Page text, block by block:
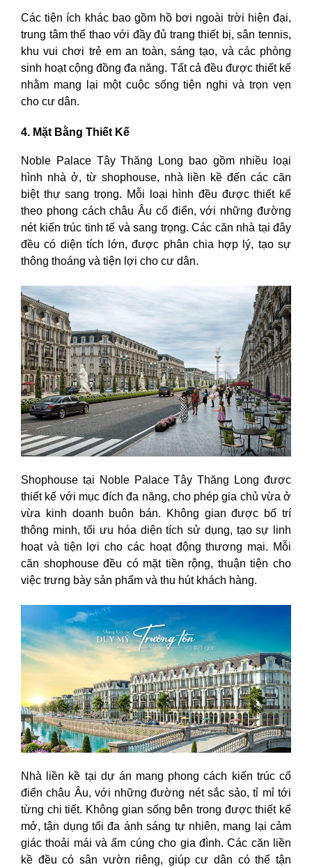
Các tiện ích khác bao gồm hồ bơi ngoài trời hiện đại,
trung tâm thể thao với đầy đủ trang thiết bị, sân tennis,
khu vui chơi trẻ em an toàn, sáng tạo, và các phòng
sinh hoạt cộng đồng đa năng. Tất cả đều được thiết kế
nhằm mang lại một cuộc sống tiện nghi và trọn vẹn
cho cư dân.
4. Mặt Bằng Thiết Kế
Noble Palace Tây Thăng Long bao gồm nhiều loại
hình nhà ở, từ shophouse, nhà liền kề đến các căn
biệt thự sang trọng. Mỗi loại hình đều được thiết kế
theo phong cách châu Âu cổ điển, với những đường
nét kiến trúc tinh tế và sang trọng. Các căn nhà tại đây
đều có diện tích lớn, được phân chia hợp lý, tạo sự
thông thoáng và tiện lợi cho cư dân.
Shophouse tại Noble Palace Tây Thăng Long được
thiết kế với mục đích đa năng, cho phép gia chủ vừa ở
vừa kinh doanh buôn bán. Không gian được bố trí
thông minh, tối ưu hóa diện tích sử dụng, tạo sự linh
hoạt và tiện lợi cho các hoạt động thương mại. Mỗi
căn shophouse đều có mặt tiền rộng, thuận tiện cho
việc trưng bày sản phẩm và thu hút khách hàng.
Nhà liền kề tại dự án mang phong cách kiến trúc cổ
điển châu Âu, với những đường nét sắc sảo, tỉ mỉ tới
từng chi tiết. Không gian sống bên trong được thiết kế
mở, tận dụng tối đa ánh sáng tự nhiên, mang lại cảm
giác thoải mái và ấm cúng cho gia đình. Các căn liền
kề đều có sân vườn riêng, giúp cư dân có thể tận